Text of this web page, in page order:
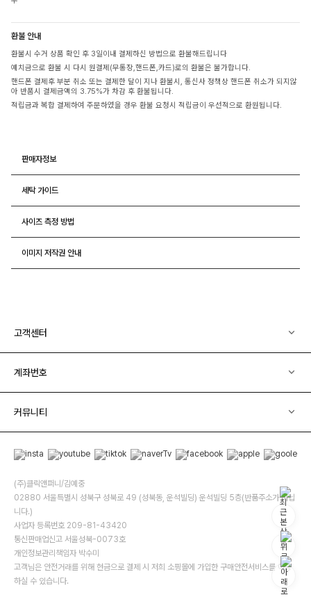
환불 안내
환불시 수거 상품 확인 후 3일이내 결제하신 방법으로 환불해드립니다
예치금으로 환불 시 다시 원결제(무통장,핸드폰,카드)로의 환불은 불가합니다.
핸드폰 결제후 부분 취소 또는 결제한 달이 지나 환불시, 통신사 정책상 핸드폰 취소가 되지않
아 반품시 결제금액의 3.75%가 차감 후 환불됩니다.
적립금과 복합 결제하여 주문하였을 경우 환불 요청시 적립금이 우선적으로 환원됩니다.
판매자정보
세탁 가이드
사이즈 측정 방법
이미지 저작권 안내
고객센터
계좌번호
커뮤니티
(주)클릭앤퍼니/김예중
02880 서울특별시 성북구 성북로 49 (성북동, 운석빌딩) 운석빌딩 5층(반품주소가 아닙
니다.)
사업자 등록번호 209-81-43420
통신판매업신고 서울성북-0073호
개인정보관리책임자 박수미
고객님은 안전거래를 위해 현금으로 결제 시 저희 소핑몰에 가입한 구매안전서비스를 이용
하실 수 있습니다.